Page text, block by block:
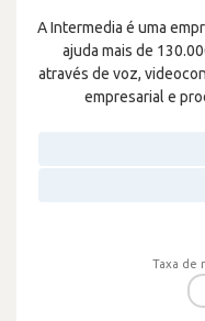
A Intermedia é uma
ajuda mais de
através de voz,
empresarial e
Taxa de